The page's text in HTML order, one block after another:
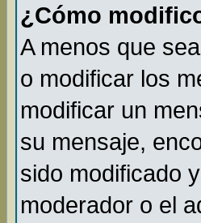
¿Cómo
A menos que
o modificar los
modificar un
su mensaje,
sido modificado
moderador o el